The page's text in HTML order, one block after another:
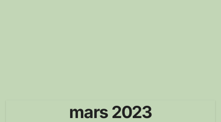
mars 2023